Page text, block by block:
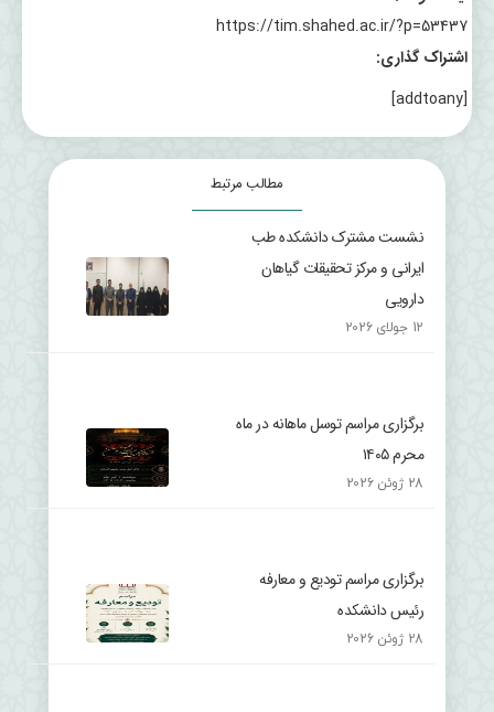
https://tim.shahed.ac.ir/?p=53437
اشتراک گذاری:
[addtoany]
مطالب مرتبط
نشست مشترک دانشکده طب
ایرانی و مرکز تحقیقات گیاهان
دارویی
12 جولای 2026
برگزاری مراسم توسل ماهانه در ماه
محرم ۱۴۰۵
28 ژوئن 2026
برگزاری مراسم تودیع و معارفه
رئیس دانشکده
28 ژوئن 2026